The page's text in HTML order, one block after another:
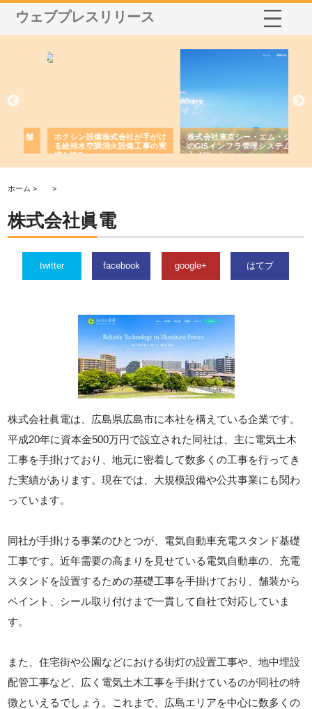
ウェブプレスリリース
ホクシン設備株式会社が手がけ
る給排水空調消火設備工事の実
績と強み
株式会社東京シー・エム・シー
のGISインフラ管理システム導
入メリット
ホーム > >
株式会社眞電
twitter facebook google+ はてブ
株式会社眞電は、広島県広島市に本社を構えている企業です。
平成20年に資本金500万円で設立された同社は、主に電気土木
工事を手掛けており、地元に密着して数多くの工事を行ってき
た実績があります。現在では、大規模設備や公共事業にも関わ
っています。
同社が手掛ける事業のひとつが、電気自動車充電スタンド基礎
工事です。近年需要の高まりを見せている電気自動車の、充電
スタンドを設置するための基礎工事を手掛けており、舗装から
ペイント、シール取り付けまで一貫して自社で対応していま
す。
また、住宅街や公園などにおける街灯の設置工事や、地中埋設
配管工事など、広く電気土木工事を手掛けているのが同社の特
徴といえるでしょう。これまで、広島エリアを中心に数多くの